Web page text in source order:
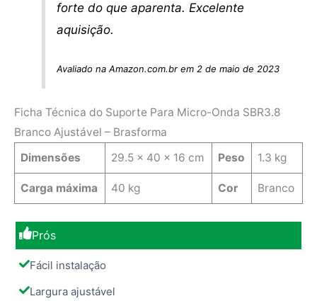
forte do que aparenta. Excelente
aquisição.
Avaliado na Amazon.com.br em 2 de maio de 2023
Ficha Técnica do Suporte Para Micro-Onda SBR3.8
Branco Ajustável – Brasforma
Dimensões
‎29.5 x 40 x 16 cm Peso 1.3 kg
Carga máxima 40 kg Cor Branco
Prós
Fácil instalação
Largura ajustável